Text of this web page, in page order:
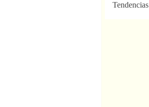
Tendencias